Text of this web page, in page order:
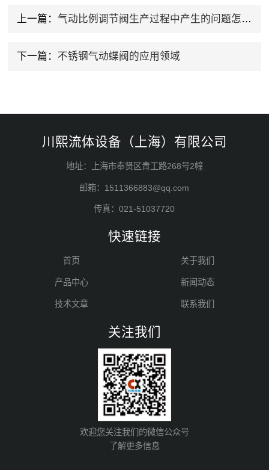
上一篇： 气动比例调节阀生产过程中产生的问题怎么解决？
下一篇： 不锈钢气动蝶阀的应用领域
川熙流体设备（上海）有限公司
地址：上海市奉贤区青工路268号2幢
邮箱：1511366883@qq.com
传真：021-51037720
快速链接
首页 关于我们
产品中心 新闻动态
技术文章 联系我们
关注我们
欢迎您关注我们的微信公众号
了解更多信息